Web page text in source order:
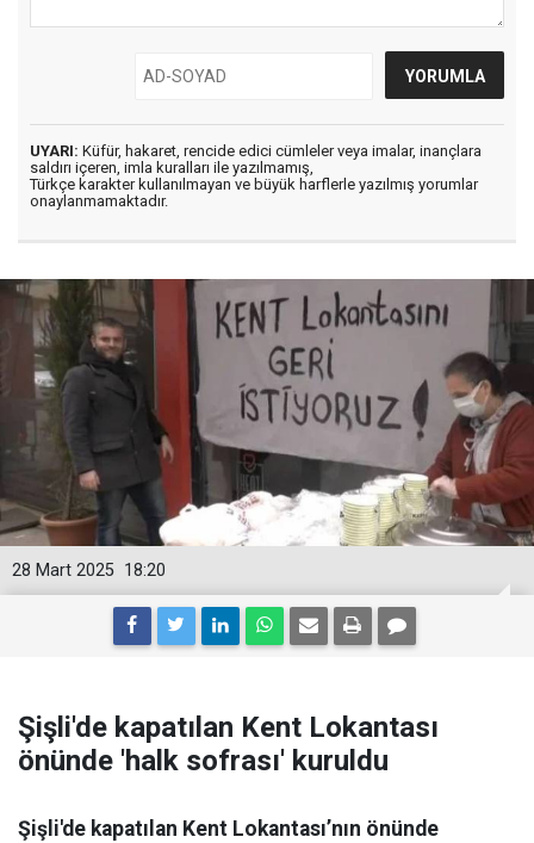
UYARI: Küfür, hakaret, rencide edici cümleler veya imalar, inançlara
saldırı içeren, imla kuralları ile yazılmamış,
Türkçe karakter kullanılmayan ve büyük harflerle yazılmış yorumlar
onaylanmamaktadır.
18:20
28 Mart 2025
Şişli'de kapatılan Kent Lokantası
önünde 'halk sofrası' kuruldu
Şişli'de kapatılan Kent Lokantası’nın önünde